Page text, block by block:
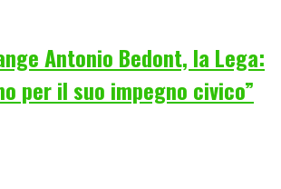
Antonio Bedont, la Lega:
per il suo impegno civico”